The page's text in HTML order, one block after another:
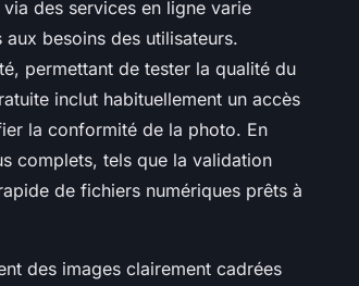
des services en ligne varie
besoins des utilisateurs.
permettant de tester la qualité du
inclut habituellement un accès
la conformité de la photo. En
complets, tels que la validation
de fichiers numériques prêts à
des images clairement cadrées